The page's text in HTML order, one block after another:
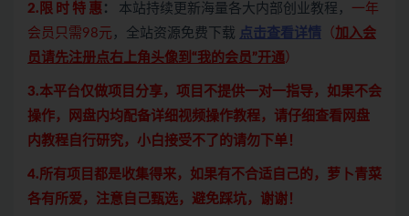
2.限 时 特 惠 ： 本站持续更新海量各大内部创业教程， 一年
会员只需98元 ，全站资源免费下载 点击查看详情 （ 加入会
员请先注册点右上角头像到“我的会员”开通 ）
3.本平台仅做项目分享，项目不提供一对一指导，如果不会
操作，网盘内均配备详细视频操作教程，请仔细查看网盘
内教程自行研究，小白接受不了的请勿下单！
4.所有项目都是收集得来，如果有不合适自己的，萝卜青菜
各有所爱，注意自己甄选，避免踩坑，谢谢！